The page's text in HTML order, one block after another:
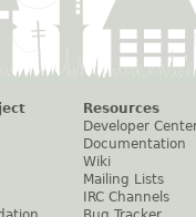
Resources
Developer
Documentation
Wiki
Mailing Lists
IRC Channels